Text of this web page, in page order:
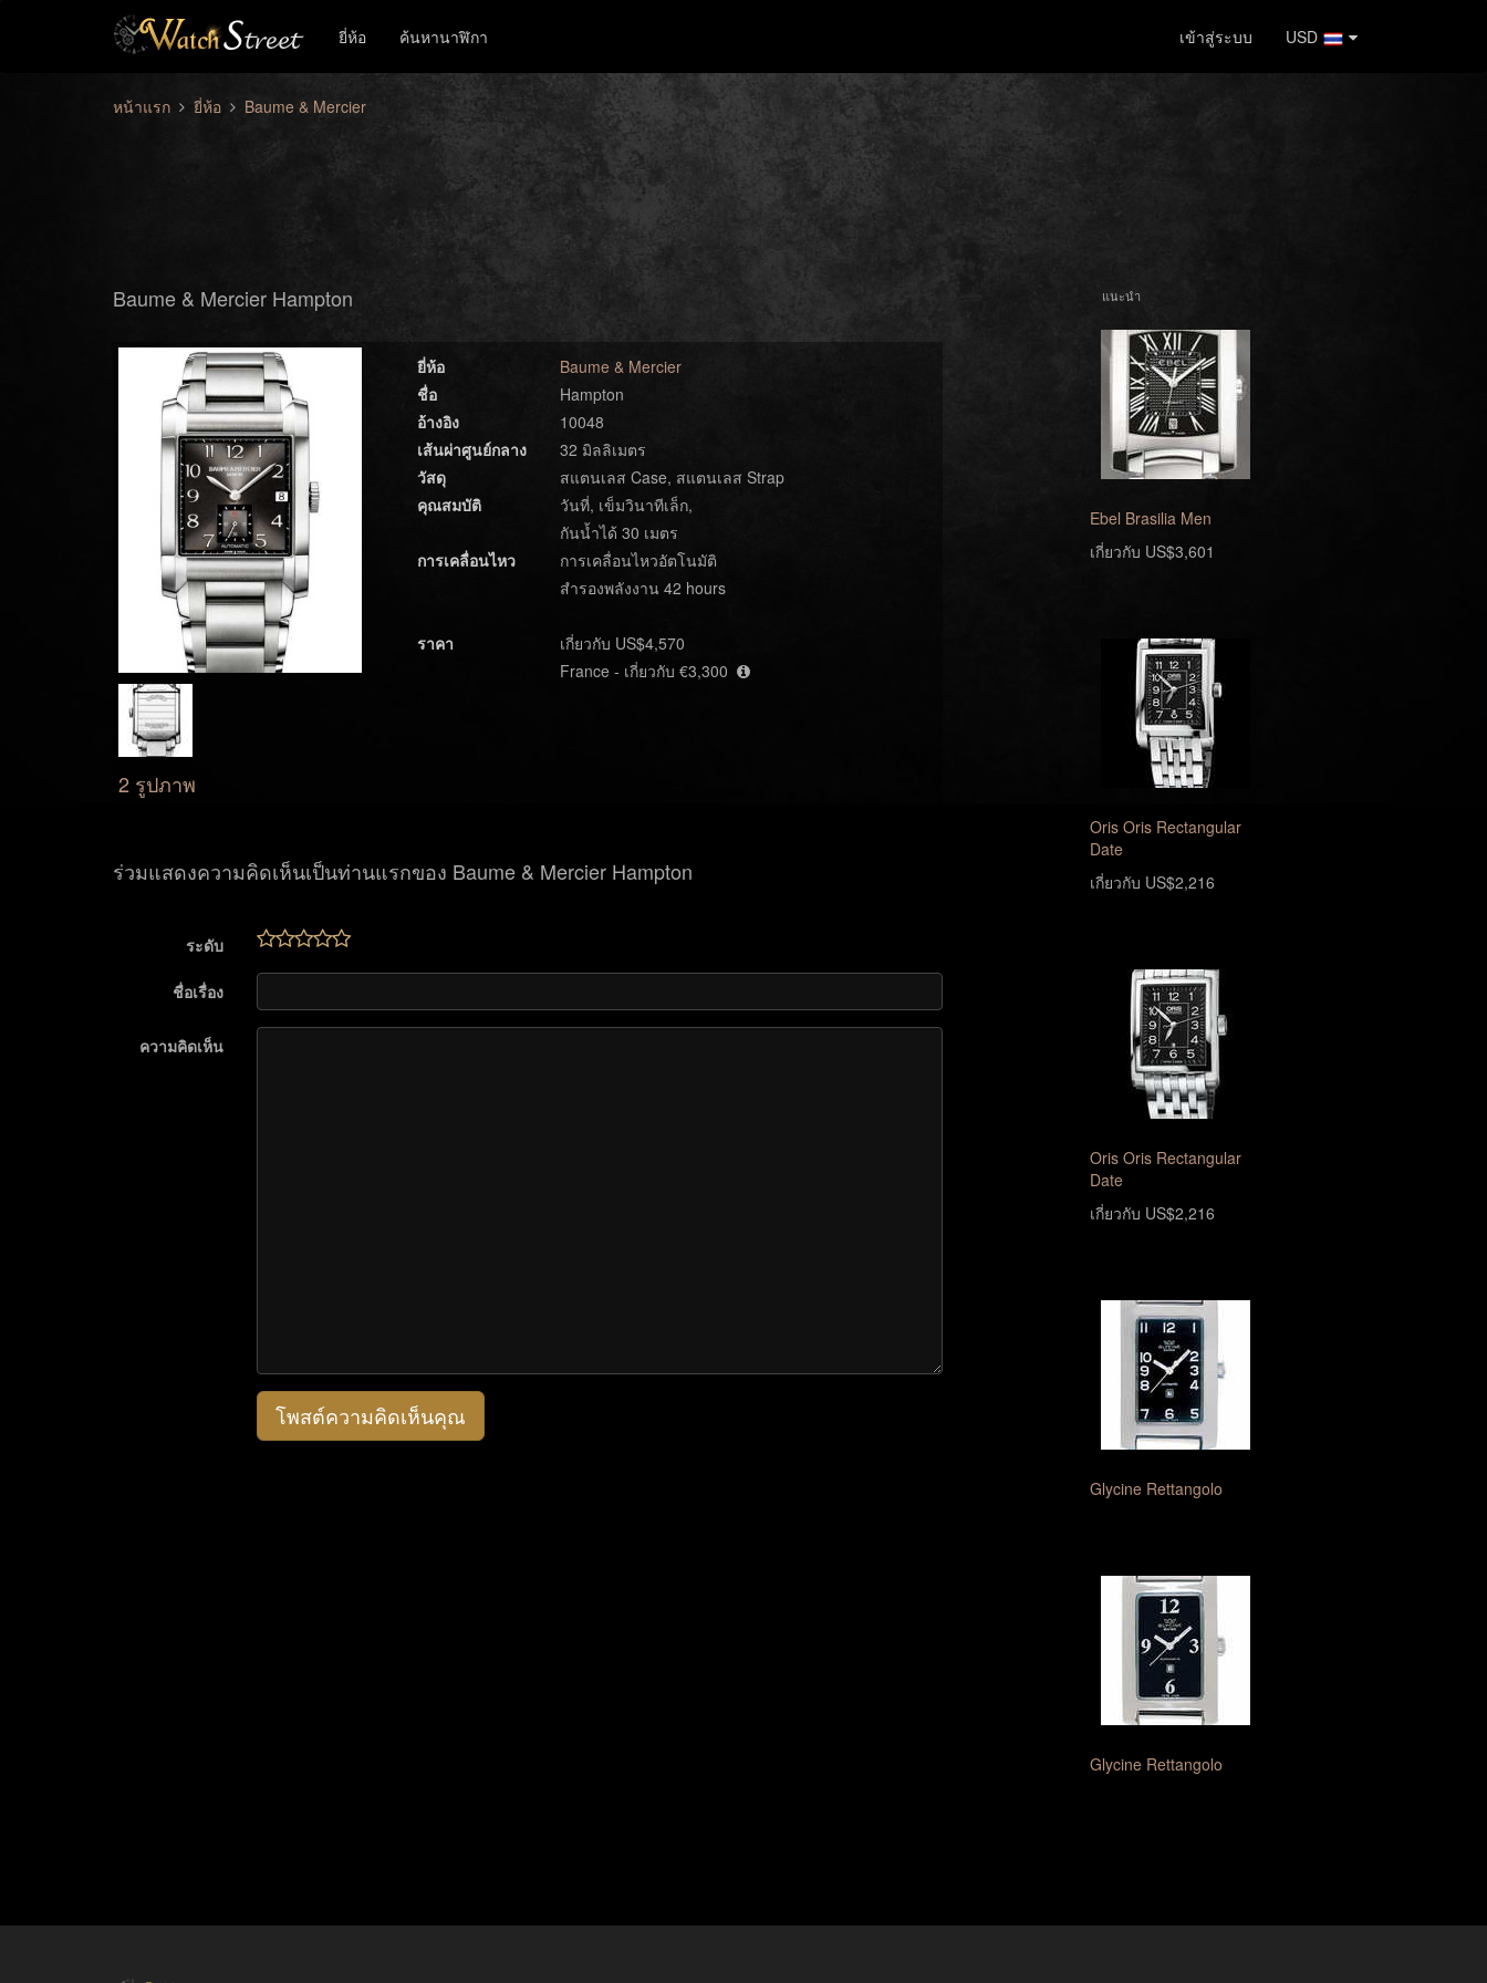
ยี่ห้อ ค้นหานาฬิกา เข้าสู่ระบบ USD
หน้าแรก ยี่ห้อ Baume & Mercier
Baume & Mercier Hampton
2 รูปภาพ
ยี่ห้อ
Baume & Mercier
ชื่อ
Hampton
อ้างอิง
10048
เส้นผ่าศูนย์กลาง
32 มิลลิเมตร
วัสดุ
สแตนเลส Case, สแตนเลส Strap
คุณสมบัติ
วันที่, เข็มวินาทีเล็ก,
กันน้ำได้ 30 เมตร
การเคลื่อนไหว
การเคลื่อนไหวอัตโนมัติ
สำรองพลังงาน 42 hours
ราคา
เกี่ยวกับ US$4,570
France - เกี่ยวกับ €3,300
ร่วมแสดงความคิดเห็นเป็นท่านแรกของ Baume & Mercier Hampton
ระดับ
ชื่อเรื่อง
ความคิดเห็น
โพสต์ความคิดเห็นคุณ
แนะนำ
Ebel Brasilia Men
เกี่ยวกับ US$3,601
Oris Oris Rectangular
Date
เกี่ยวกับ US$2,216
Oris Oris Rectangular
Date
เกี่ยวกับ US$2,216
Glycine Rettangolo
Glycine Rettangolo